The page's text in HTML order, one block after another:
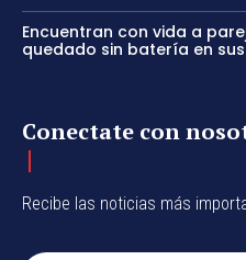
Encuentran con vida a
quedado sin batería en
Conectate con
Recibe las noticias más